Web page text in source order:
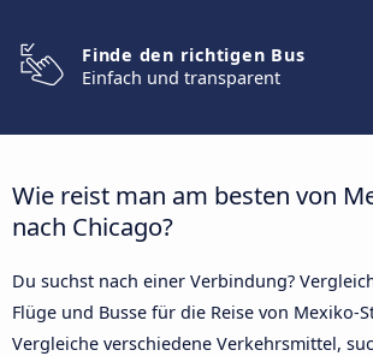
Finde den richtigen Bus
Einfach und transparent
Wie reist man am besten von
nach Chicago?
Du suchst nach einer Verbindung?
Flüge und Busse für die Reise von Mexiko-
Vergleiche verschiedene Verkehrsmittel,